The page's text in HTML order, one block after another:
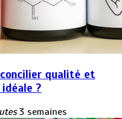
qualité et
?
3 semaines